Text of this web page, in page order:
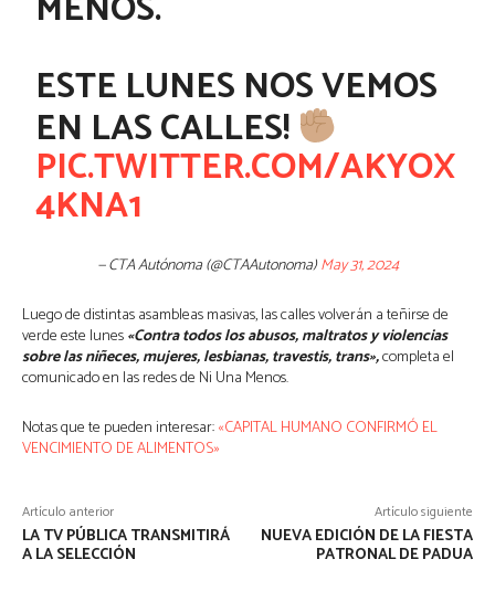
ESTE LUNES NOS VEMOS
EN LAS CALLES!
PIC.TWITTER.COM/AKYOX
4KNA1
— CTA Autónoma (@CTAAutonoma)May 31, 2024
Luego de distintas asambleas masivas, las calles volverán a teñirse de
verde este lunes«Contra todos los abusos, maltratos y violencias
sobre las niñeces, mujeres, lesbianas, travestis, trans»,completa el
comunicado en las redes de Ni Una Menos.
Notas que te pueden interesar:«CAPITAL HUMANO CONFIRMÓ EL
VENCIMIENTO DE ALIMENTOS»
Artículo anterior
LA TV PÚBLICA TRANSMITIRÁ
A LA SELECCIÓN
Artículo siguiente
NUEVA EDICIÓN DE LA FIESTA
PATRONAL DE PADUA